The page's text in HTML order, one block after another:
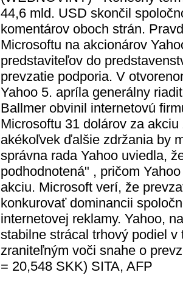
44,6 mld. USD skončil
komentárov oboch strán.
Microsoftu na akcionárov
predstaviteľov do
prevzatie podporia. V
Yahoo 5. apríla generálny
Ballmer obvinil internetovú
Microsoftu 31 dolárov za
akékoľvek ďalšie zdržania by
správna rada Yahoo uviedla,
podhodnotená" , pričom
akciu. Microsoft verí, že
konkurovať dominancii
internetovej reklamy. Yahoo,
stabilne strácal trhový podiel
zraniteľným voči snahe o
= 20,548 SKK) SITA, AFP